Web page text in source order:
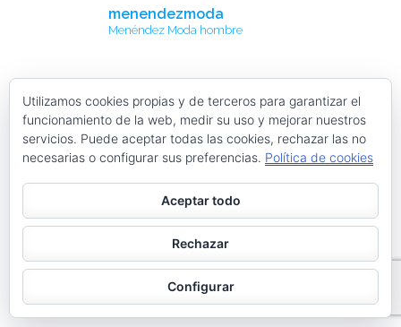
menendezmoda
Menéndez Moda hombre
Cargar más Seguir en Instagram
Contacta con nosotros
facebook
Web desarrollada por ©Roberto Menéndez Mateos
Utilizamos cookies propias y de terceros para garantizar el
funcionamiento de la web, medir su uso y mejorar nuestros
servicios. Puede aceptar todas las cookies, rechazar las no
necesarias o configurar sus preferencias. Política de cookies
Aceptar todo
Rechazar
Configurar